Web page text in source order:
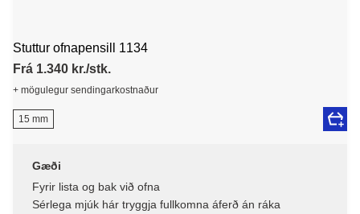
Stuttur ofnapensill 1134
Frá 1.340 kr./stk.
+ mögulegur sendingarkostnaður
15 mm
Gæði
Fyrir lista og bak við ofna
Sérlega mjúk hár tryggja fullkomna áferð án ráka